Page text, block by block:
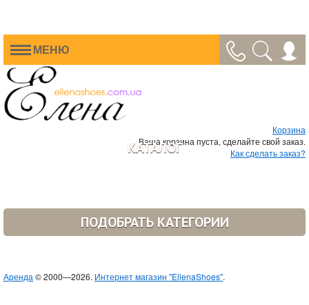
МЕНЮ
Корзина
Ваша корзина пуста, сделайте свой заказ.
Как сделать заказ?
КАТАЛОГ
ПОДОБРАТЬ КАТЕГОРИИ
Аренда © 2000—2026. Интернет магазин "EllenaShoes".